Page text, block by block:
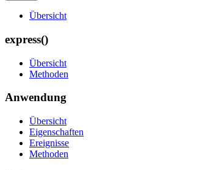
Übersicht
express()
Übersicht
Methoden
Anwendung
Übersicht
Eigenschaften
Ereignisse
Methoden